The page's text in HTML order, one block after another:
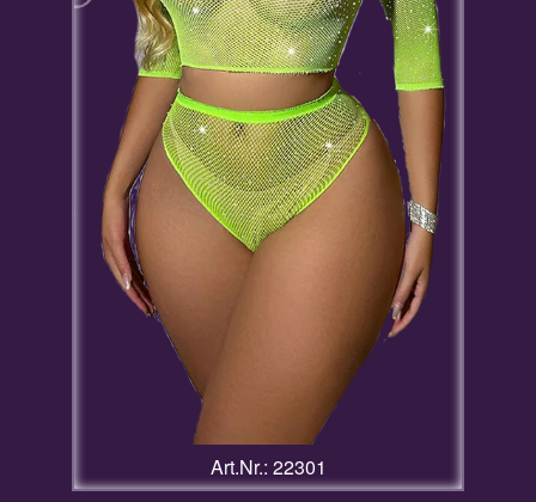
Art.Nr.: 22301